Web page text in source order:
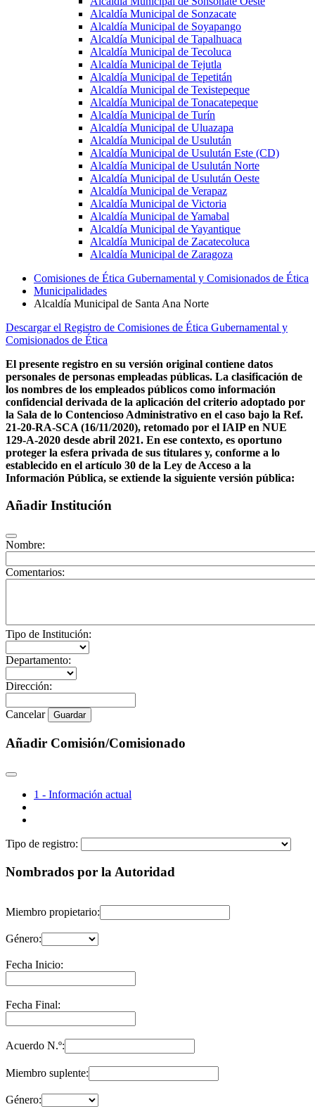
Alcaldía Municipal de Sonzacate
Alcaldía Municipal de Soyapango
Alcaldía Municipal de Tapalhuaca
Alcaldía Municipal de Tecoluca
Alcaldía Municipal de Tejutla
Alcaldía Municipal de Tepetitán
Alcaldía Municipal de Texistepeque
Alcaldía Municipal de Tonacatepeque
Alcaldía Municipal de Turín
Alcaldía Municipal de Uluazapa
Alcaldía Municipal de Usulután
Alcaldía Municipal de Usulután Este (CD)
Alcaldía Municipal de Usulután Norte
Alcaldía Municipal de Usulután Oeste
Alcaldía Municipal de Verapaz
Alcaldía Municipal de Victoria
Alcaldía Municipal de Yamabal
Alcaldía Municipal de Yayantique
Alcaldía Municipal de Zacatecoluca
Alcaldía Municipal de Zaragoza
Comisiones de Ética Gubernamental y Comisionados de Ética
Municipalidades
Alcaldía Municipal de Santa Ana Norte
Descargar el Registro de Comisiones de Ética Gubernamental y
Comisionados de Ética
El presente registro en su versión original contiene datos
personales de personas empleadas públicas. La clasificación de
los nombres de los empleados públicos como información
confidencial derivada de la aplicación del criterio adoptado por
la Sala de lo Contencioso Administrativo en el caso bajo la Ref.
21-20-RA-SCA (16/11/2020), retomado por el IAIP en NUE
129-A-2020 desde abril 2021. En ese contexto, es oportuno
proteger la esfera privada de sus titulares y, conforme a lo
establecido en el artículo 30 de la Ley de Acceso a la
Información Pública, se extiende la siguiente versión pública:
Añadir Institución
Nombre:
Comentarios:
Tipo de Institución:
Departamento:
Dirección:
Cancelar Guardar
Añadir Comisión/Comisionado
1 - Información actual
Tipo de registro:
Nombrados por la Autoridad
Miembro propietario:
Género:
Fecha Inicio:
Fecha Final:
Acuerdo N.º:
Miembro suplente:
Género: